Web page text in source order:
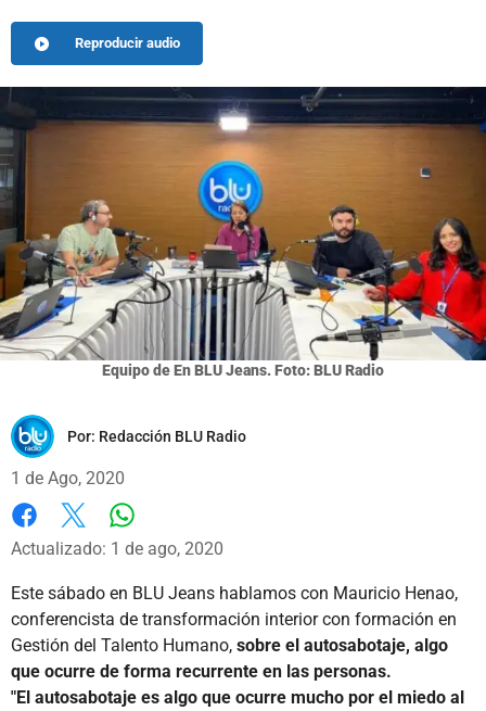
Reproducir audio
Equipo de En BLU Jeans. Foto: BLU Radio
Por: Redacción BLU Radio
1 de Ago, 2020
Facebook
X
Actualizado: 1 de ago, 2020
Este sábado en BLU Jeans hablamos con Mauricio Henao,
conferencista de transformación interior con formación en
Gestión del Talento Humano, sobre el autosabotaje, algo
que ocurre de forma recurrente en las personas.
"El autosabotaje es algo que ocurre mucho por el miedo al